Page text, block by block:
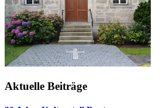
Aktuelle Beiträge